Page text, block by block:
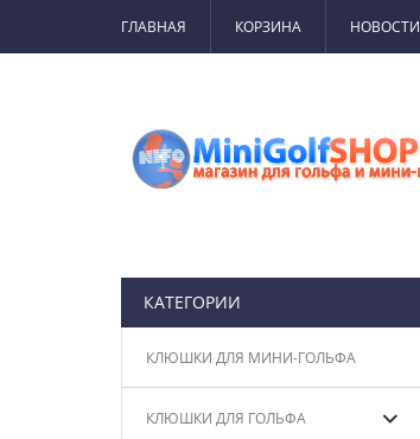
ГЛАВНАЯ КОРЗИНА НОВОСТИ
КАТЕГОРИИ
КЛЮШКИ ДЛЯ МИНИ-ГОЛЬФА
КЛЮШКИ ДЛЯ ГОЛЬФА